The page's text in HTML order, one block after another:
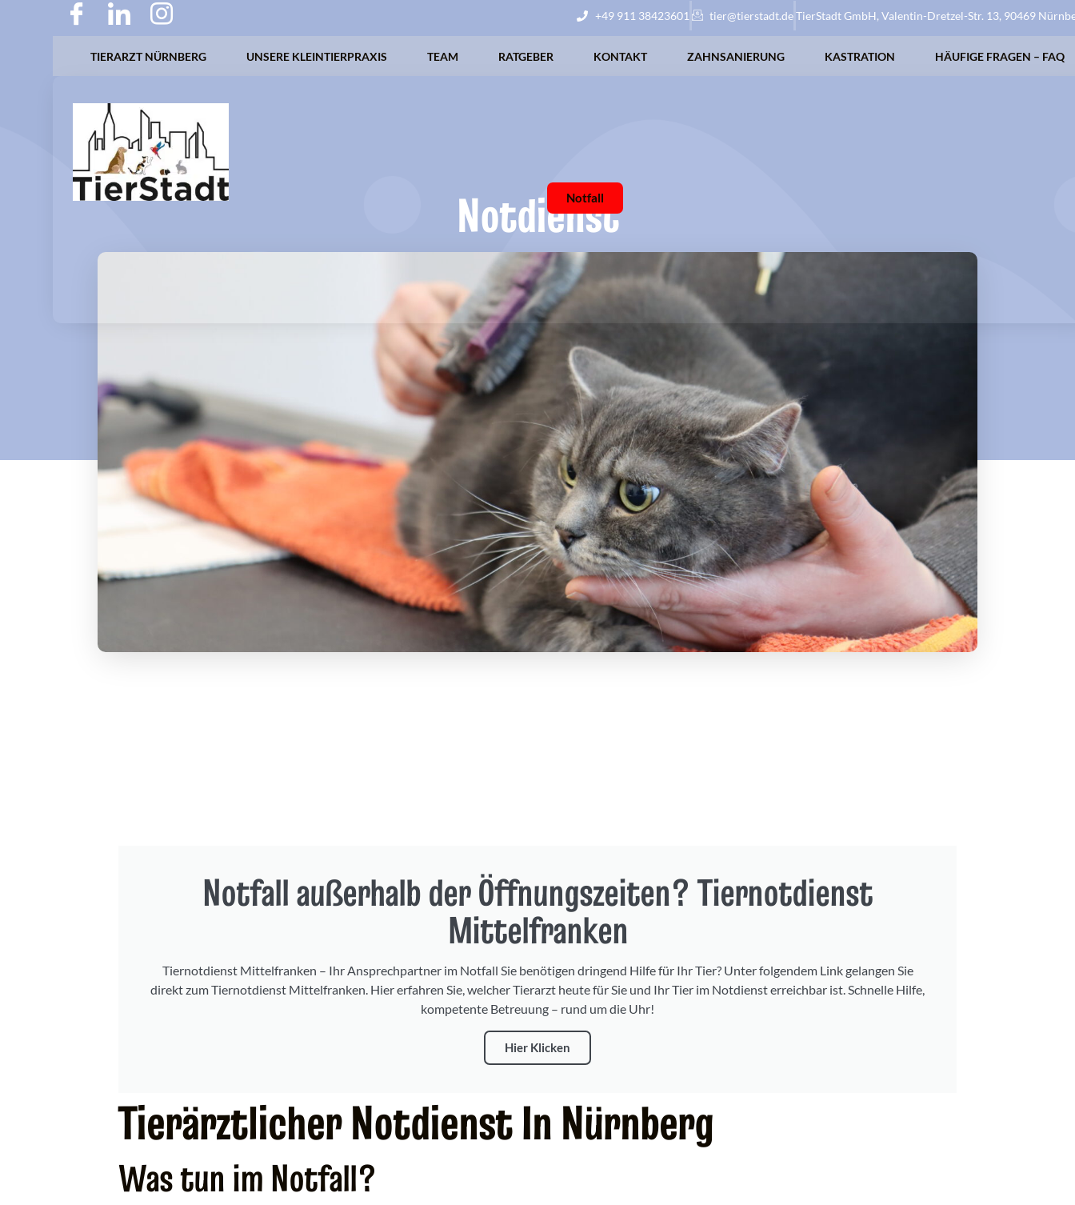
+49 911 38423601 tier@tierstadt.deTierStadt GmbH, Valentin-Dretzel-Str. 13, 90469
TIERARZT NÜRNBERG UNSERE KLEINTIERPRAXIS TEAM RATGEBER KONTAKT ZAHNSANIERUNG KASTRATION HÄUFIGE FRAGEN – FAQ
Notfall
Notdienst
Notfall außerhalb der Öffnungszeiten? Tiernotdienst
Mittelfranken
Tiernotdienst Mittelfranken – Ihr Ansprechpartner im Notfall Sie benötigen dringend Hilfe für Ihr Tier? Unter folgendem Link gelangen Sie
direkt zum Tiernotdienst Mittelfranken. Hier erfahren Sie, welcher Tierarzt heute für Sie und Ihr Tier im Notdienst erreichbar ist. Schnelle Hilfe,
kompetente Betreuung – rund um die Uhr!
Hier Klicken
Tierärztlicher Notdienst In Nürnberg
Was tun im Notfall?